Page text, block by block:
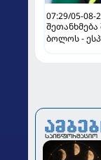
07:29/05-08-
ბოლოს -